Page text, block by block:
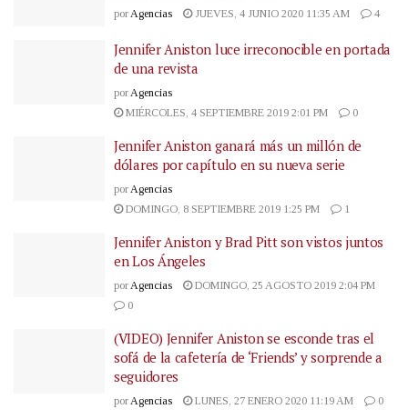
porAgencias JUEVES, 4 JUNIO 2020 11:35 AM 4
Jennifer Aniston luce irreconocible en portada
de una revista
por Agencias
MIÉRCOLES, 4 SEPTIEMBRE 2019 2:01 PM
0
Jennifer Aniston ganará más un millón de
dólares por capítulo en su nueva serie
por Agencias
DOMINGO, 8 SEPTIEMBRE 2019 1:25 PM
1
Jennifer Aniston y Brad Pitt son vistos juntos
en Los Ángeles
por Agencias
DOMINGO, 25 AGOSTO 2019 2:04 PM
0
(VIDEO) Jennifer Aniston se esconde tras el
sofá de la cafetería de ‘Friends’ y sorprende a
seguidores
por Agencias LUNES, 27 ENERO 2020 11:19 AM 0